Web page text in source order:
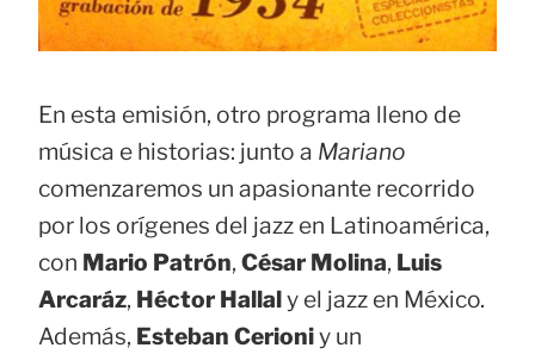
En esta emisión, otro programa lleno de
música e historias: junto a Mariano
comenzaremos un apasionante recorrido
por los orígenes del jazz en Latinoamérica,
con Mario Patrón, César Molina, Luis
Arcaráz, Héctor Hallaly el jazz en México.
Además, Esteban Cerioniy un